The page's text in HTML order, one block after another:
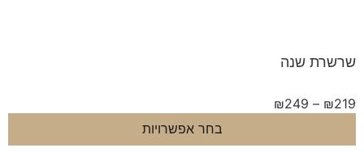
שנה
–
₪ 249
בחר אפשרויות